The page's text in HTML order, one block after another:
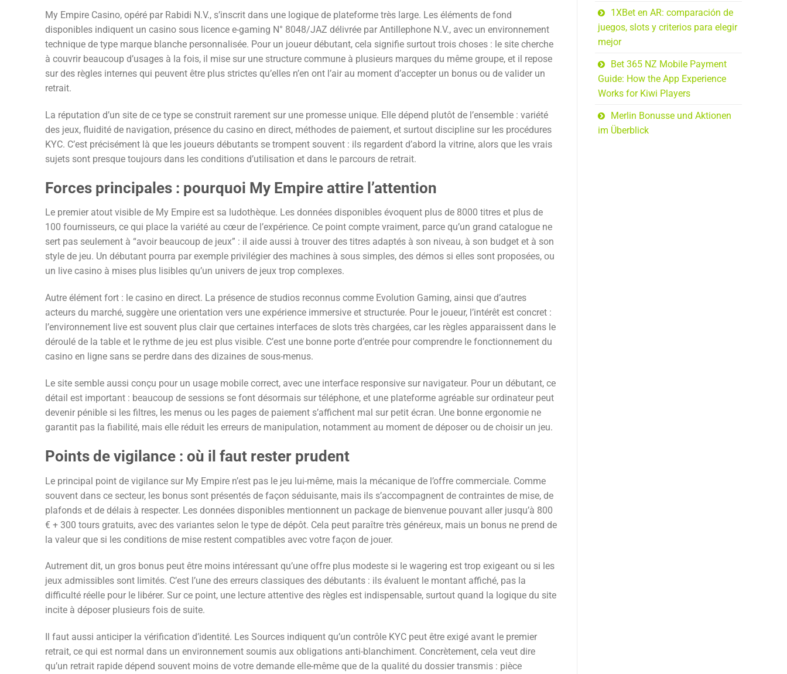
My Empire Casino, opéré par Rabidi N.V., s’inscrit dans une logique de plateforme très large. Les éléments de fond
disponibles indiquent un casino sous licence e-gaming N° 8048/JAZ délivrée par Antillephone N.V., avec un environnement
technique de type marque blanche personnalisée. Pour un joueur débutant, cela signifie surtout trois choses : le site cherche
à couvrir beaucoup d’usages à la fois, il mise sur une structure commune à plusieurs marques du même groupe, et il repose
sur des règles internes qui peuvent être plus strictes qu’elles n’en ont l’air au moment d’accepter un bonus ou de valider un
retrait.
La réputation d’un site de ce type se construit rarement sur une promesse unique. Elle dépend plutôt de l’ensemble : variété
des jeux, fluidité de navigation, présence du casino en direct, méthodes de paiement, et surtout discipline sur les procédures
KYC. C’est précisément là que les joueurs débutants se trompent souvent : ils regardent d’abord la vitrine, alors que les vrais
sujets sont presque toujours dans les conditions d’utilisation et dans le parcours de retrait.
Forces principales : pourquoi My Empire attire l’attention
Le premier atout visible de My Empire est sa ludothèque. Les données disponibles évoquent plus de 8000 titres et plus de
100 fournisseurs, ce qui place la variété au cœur de l’expérience. Ce point compte vraiment, parce qu’un grand catalogue ne
sert pas seulement à “avoir beaucoup de jeux” : il aide aussi à trouver des titres adaptés à son niveau, à son budget et à son
style de jeu. Un débutant pourra par exemple privilégier des machines à sous simples, des démos si elles sont proposées, ou
un live casino à mises plus lisibles qu’un univers de jeux trop complexes.
Autre élément fort : le casino en direct. La présence de studios reconnus comme Evolution Gaming, ainsi que d’autres
acteurs du marché, suggère une orientation vers une expérience immersive et structurée. Pour le joueur, l’intérêt est concret :
l’environnement live est souvent plus clair que certaines interfaces de slots très chargées, car les règles apparaissent dans le
déroulé de la table et le rythme de jeu est plus visible. C’est une bonne porte d’entrée pour comprendre le fonctionnement du
casino en ligne sans se perdre dans des dizaines de sous-menus.
Le site semble aussi conçu pour un usage mobile correct, avec une interface responsive sur navigateur. Pour un débutant, ce
détail est important : beaucoup de sessions se font désormais sur téléphone, et une plateforme agréable sur ordinateur peut
devenir pénible si les filtres, les menus ou les pages de paiement s’affichent mal sur petit écran. Une bonne ergonomie ne
garantit pas la fiabilité, mais elle réduit les erreurs de manipulation, notamment au moment de déposer ou de choisir un jeu.
Points de vigilance : où il faut rester prudent
Le principal point de vigilance sur My Empire n’est pas le jeu lui-même, mais la mécanique de l’offre commerciale. Comme
souvent dans ce secteur, les bonus sont présentés de façon séduisante, mais ils s’accompagnent de contraintes de mise, de
plafonds et de délais à respecter. Les données disponibles mentionnent un package de bienvenue pouvant aller jusqu’à 800
€ + 300 tours gratuits, avec des variantes selon le type de dépôt. Cela peut paraître très généreux, mais un bonus ne prend de
la valeur que si les conditions de mise restent compatibles avec votre façon de jouer.
Autrement dit, un gros bonus peut être moins intéressant qu’une offre plus modeste si le wagering est trop exigeant ou si les
jeux admissibles sont limités. C’est l’une des erreurs classiques des débutants : ils évaluent le montant affiché, pas la
difficulté réelle pour le libérer. Sur ce point, une lecture attentive des règles est indispensable, surtout quand la logique du site
incite à déposer plusieurs fois de suite.
Il faut aussi anticiper la vérification d’identité. Les Sources indiquent qu’un contrôle KYC peut être exigé avant le premier
retrait, ce qui est normal dans un environnement soumis aux obligations anti-blanchiment. Concrètement, cela veut dire
qu’un retrait rapide dépend souvent moins de votre demande elle-même que de la qualité du dossier transmis : pièce
1XBet en AR: comparación de
juegos, slots y criterios para elegir
mejor
Bet 365 NZ Mobile Payment
Guide: How the App Experience
Works for Kiwi Players
Merlin Bonusse und Aktionen
im Überblick